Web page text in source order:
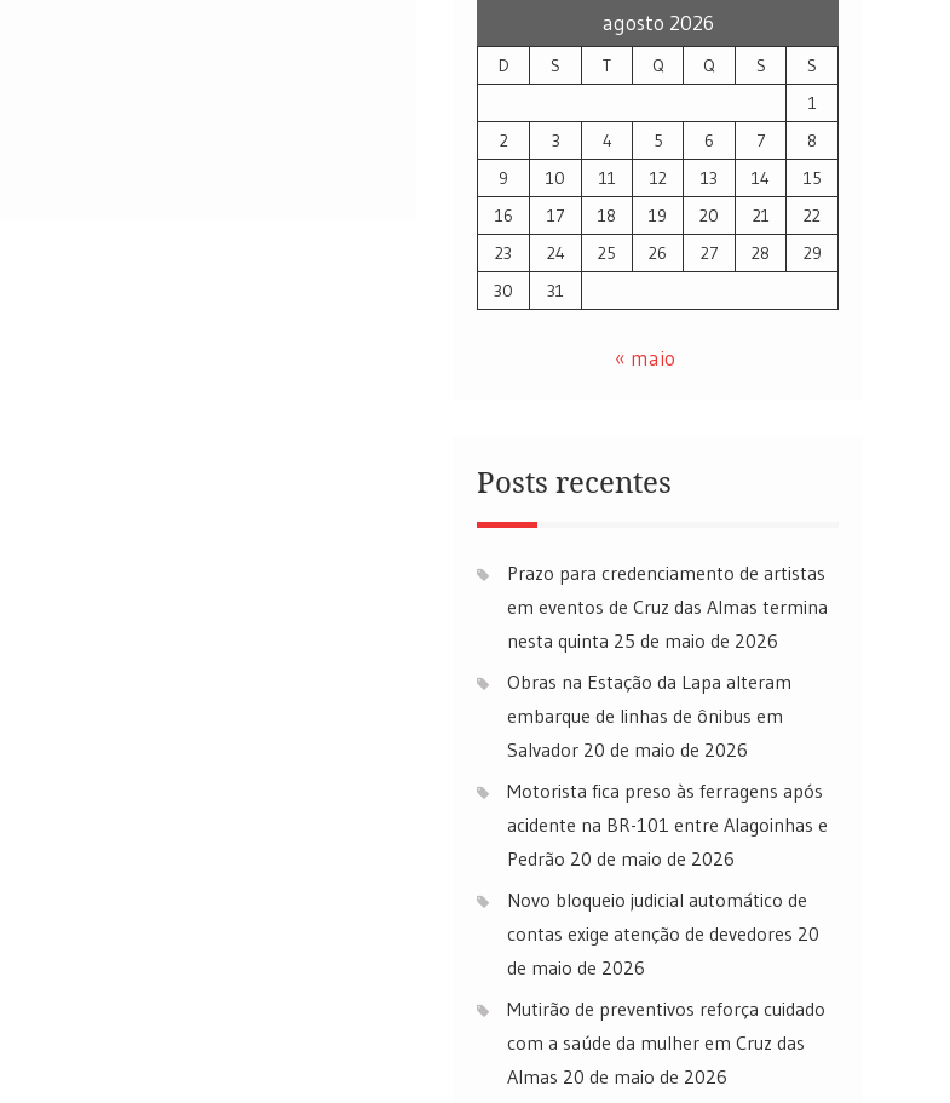
agosto 2026
D S T Q Q S
S
1
2
3 4 5 6 7
8
9
10 11 12 13 14
15
16
17 18 19 20 21
22
23
24 25 26 27 28
29
30
31
« maio
Posts recentes
Prazo para credenciamento de artistas
em eventos de Cruz das Almas termina
nesta quinta 25 de maio de 2026
Obras na Estação da Lapa alteram
embarque de linhas de ônibus em
Salvador 20 de maio de 2026
Motorista fica preso às ferragens após
acidente na BR-101 entre Alagoinhas e
Pedrão 20 de maio de 2026
Novo bloqueio judicial automático de
contas exige atenção de devedores 20
de maio de 2026
Mutirão de preventivos reforça cuidado
com a saúde da mulher em Cruz das
Almas 20 de maio de 2026